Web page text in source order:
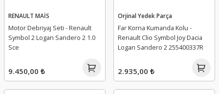
RENAULT MAİS
Motor Debriyaj Seti - Renault
Symbol 2 Logan Sandero 2 1.0
Sce
9.450,00 ₺
Orjinal Yedek Parça
Far Korna Kumanda Kolu -
Renault Clio Symbol Joy Dacia
Logan Sandero 2 255400337R
2.935,00 ₺